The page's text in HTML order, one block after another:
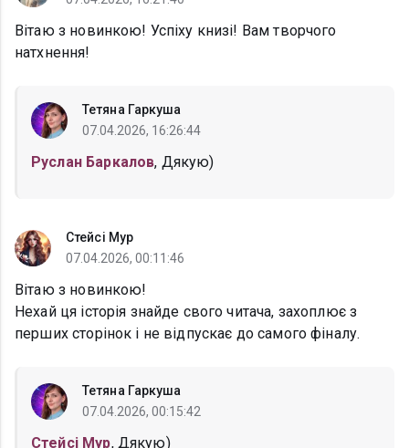
Вітаю з новинкою! Успіху книзі! Вам творчого
натхнення!
Тетяна Гаркуша
07.04.2026, 16:26:44
Руслан Баркалов, Дякую)
Стейсі Мур
07.04.2026, 00:11:46
Вітаю з новинкою!
Нехай ця історія знайде свого читача, захоплює з
перших сторінок і не відпускає до самого фіналу.
Тетяна Гаркуша
07.04.2026, 00:15:42
Стейсі Мур, Дякую)